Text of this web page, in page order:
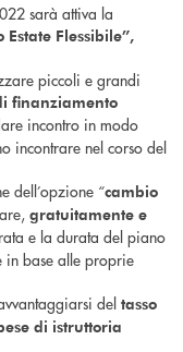
sarà attiva la
Estate Flessibile”,
piccoli e grandi
finanziamento
incontro in modo
incontrare nel corso del
dell’opzione “cambio
gratuitamente e
e la durata del piano
in base alle proprie
del tasso
di istruttoria